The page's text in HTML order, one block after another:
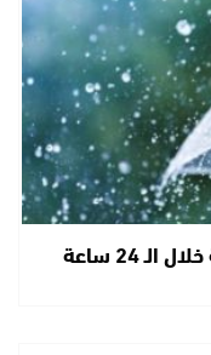
مقاييس الأمطار المسجلة بالمملكة خلال الـ 24 ساعة